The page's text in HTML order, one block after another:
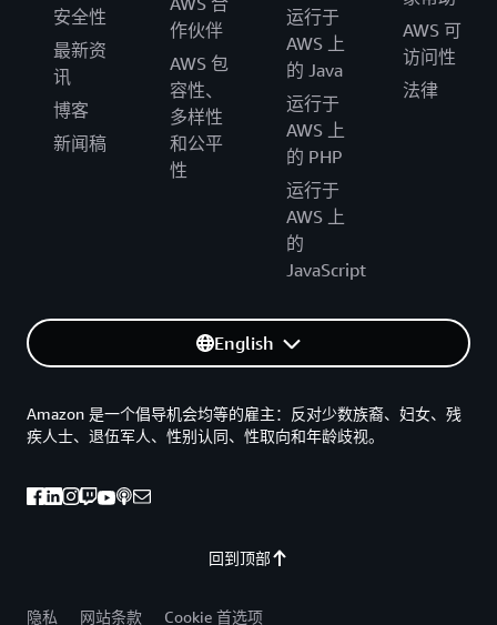
安全性
最新资
讯
博客
新闻稿
作伙伴
AWS 包
容性、
多样性
和公平
性
运行于
AWS 上
的 Java
运行于
AWS 上
的 PHP
运行于
AWS 上
的
JavaScript
AWS 可
访问性
法律
English
回到顶部
Amazon 是一个倡导机会均等的雇主：反对少数族裔、妇女、残
疾人士、退伍军人、性别认同、性取向和年龄歧视。
隐私 网站条款 Cookie 首选项